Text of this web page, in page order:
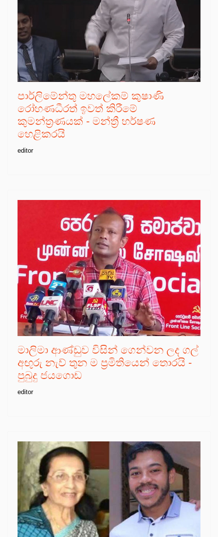
පාර්ලිමේන්තු මහලේකම් කුෂාණි
රෝහණධීරත් ඉවත් කිරීමේ
කුමන්ත්‍රණයක් - මන්ත්‍රී හර්ෂණ
හෙළිකරයි
editor
මාලිමා ආණ්ඩුව විසින් ගෙන්වන ලද ගල්
අඟුරු නැව් තුන ම ප්‍රමිතියෙන් තොරයි -
පුබුදු ජයගොඩ
editor